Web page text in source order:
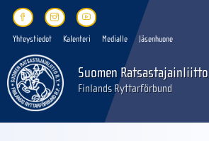
Yhteystiedot Kalenteri Medialle Jäsenhuone
Suomen Ratsastajainliitto
Finlands Ryttarförbund